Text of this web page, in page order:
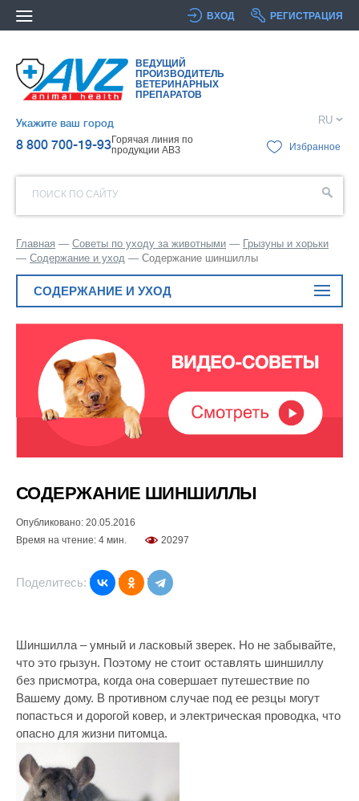
ВХОД РЕГИСТРАЦИЯ
ВЕДУЩИЙ
ПРОИЗВОДИТЕЛЬ
ВЕТЕРИНАРНЫХ
ПРЕПАРАТОВ
Укажите ваш город
8 800 700-19-93Горячая линия по
продукции АВЗ
RU
Избранное
ПОИСК ПО САЙТУ
Главная Советы по уходу за животными
Грызуны и хорьки
Содержание и уход
Содержание шиншиллы
СОДЕРЖАНИЕ И УХОД
СОДЕРЖАНИЕ ШИНШИЛЛЫ
Опубликовано: 20.05.2016
Время на чтение: 4 мин.
20297
Поделитесь:
Шиншилла – умный и ласковый зверек. Но не забывайте,
что это грызун. Поэтому не стоит оставлять шиншиллу
без присмотра, когда она совершает путешествие по
Вашему дому. В противном случае под ее резцы могут
попасться и дорогой ковер, и электрическая проводка, что
опасно для жизни питомца.